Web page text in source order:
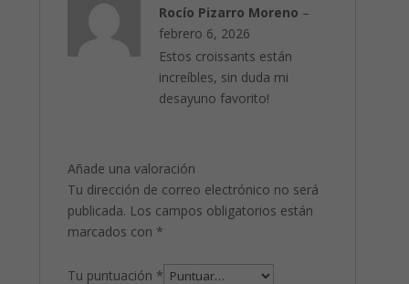
Valorado con
5de 5
Rocío Pizarro Moreno –
febrero 6, 2026
Estos croissants están
increíbles, sin duda mi
desayuno favorito!
Añade una valoración
Tu dirección de correo electrónico no será
publicada. Los campos obligatorios están
marcados con *
Tu puntuación *